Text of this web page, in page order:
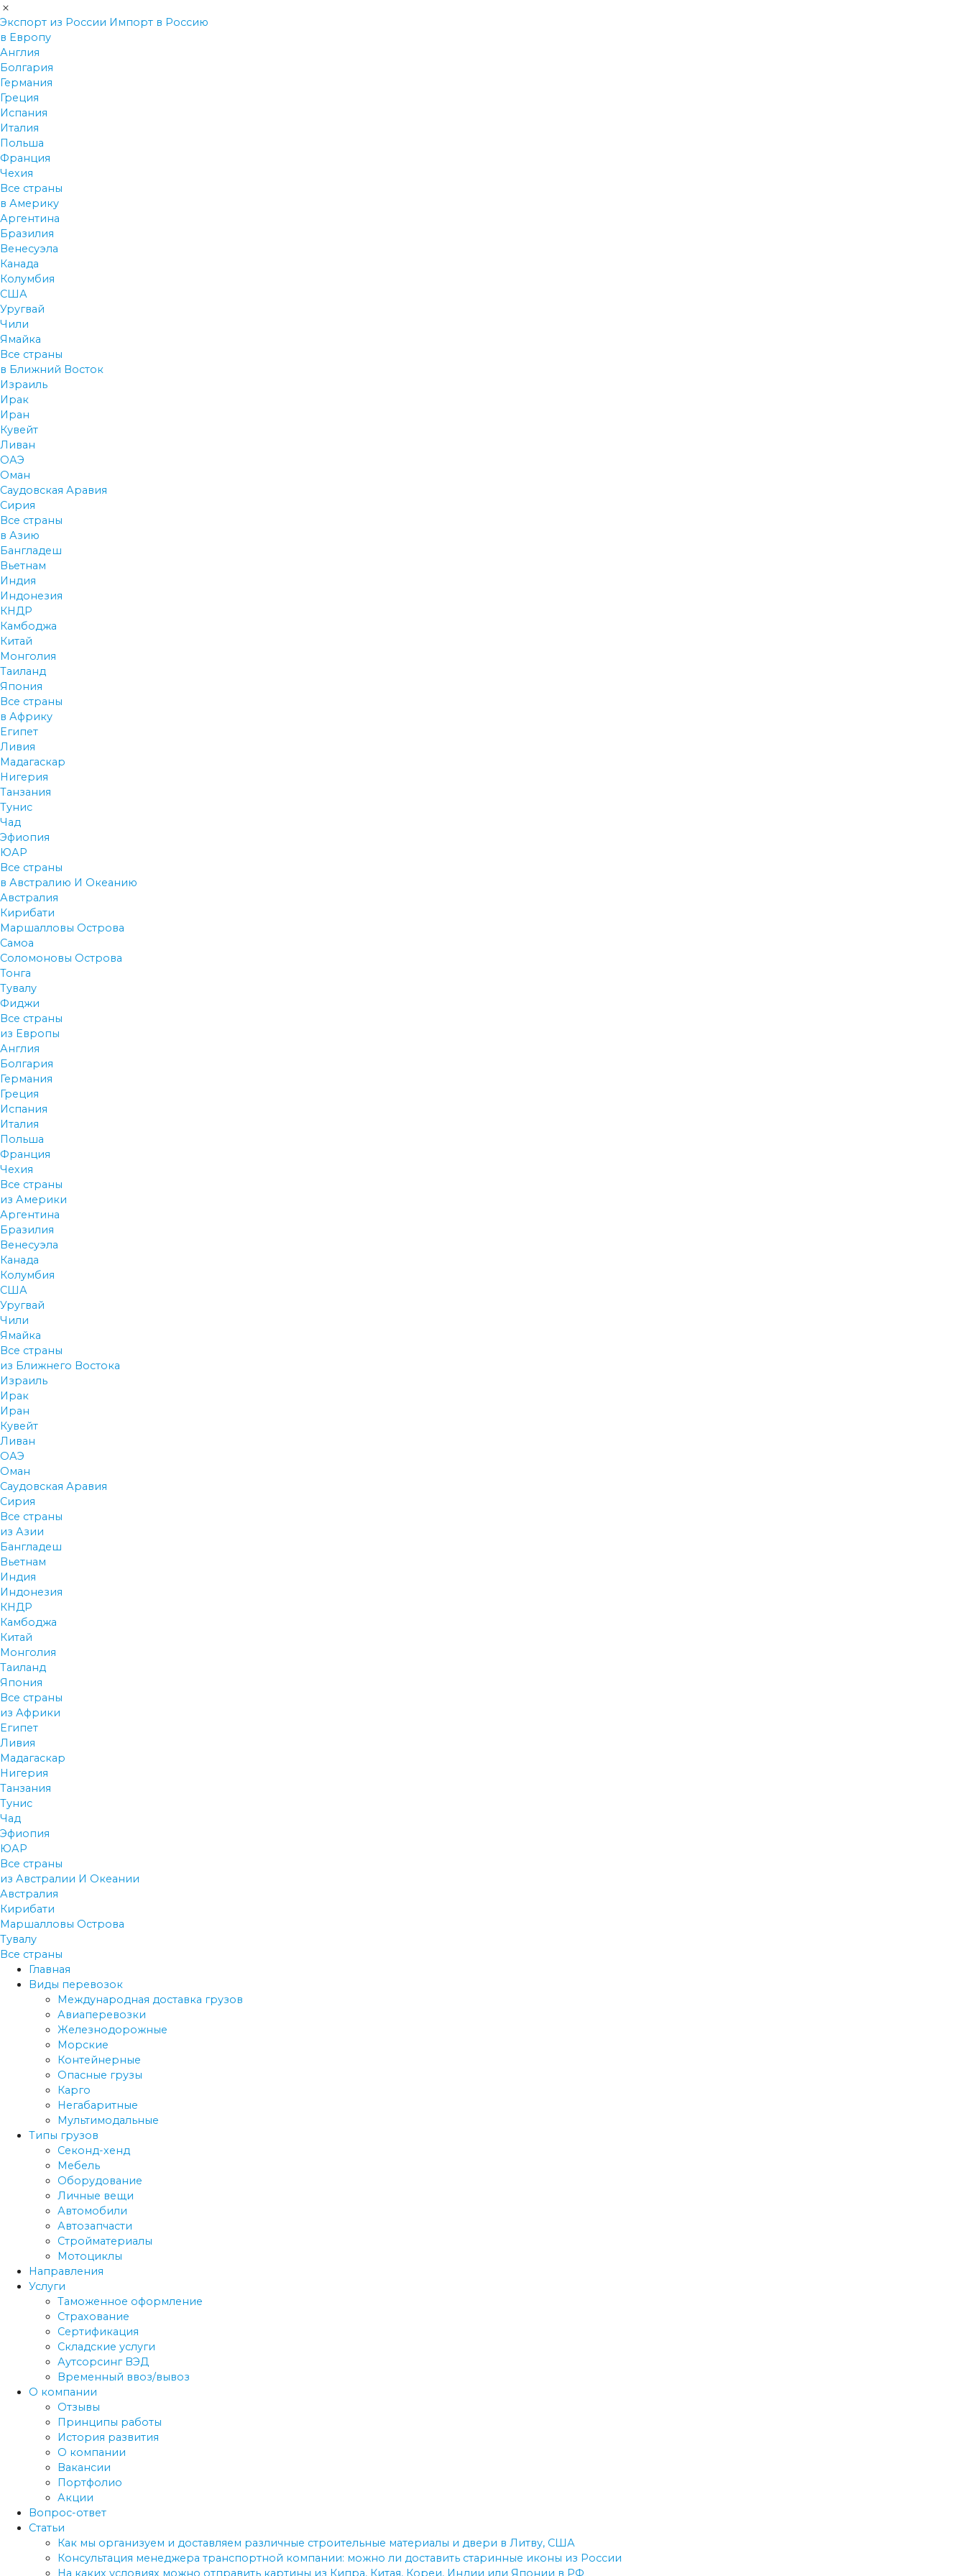
Экспорт из России Импорт в Россию
в Европу
Англия
Болгария
Германия
Греция
Испания
Италия
Польша
Франция
Чехия
Все страны
в Америку
Аргентина
Бразилия
Венесуэла
Канада
Колумбия
США
Уругвай
Чили
Ямайка
Все страны
в Ближний Восток
Израиль
Ирак
Иран
Кувейт
Ливан
ОАЭ
Оман
Саудовская Аравия
Сирия
Все страны
в Азию
Бангладеш
Вьетнам
Индия
Индонезия
КНДР
Камбоджа
Китай
Монголия
Таиланд
Япония
Все страны
в Африку
Египет
Ливия
Мадагаскар
Нигерия
Танзания
Тунис
Чад
Эфиопия
ЮАР
Все страны
в Австралию И Океанию
Австралия
Кирибати
Маршалловы Острова
Самоа
Соломоновы Острова
Тонга
Тувалу
Фиджи
Все страны
из Европы
Англия
Болгария
Германия
Греция
Испания
Италия
Польша
Франция
Чехия
Все страны
из Америки
Аргентина
Бразилия
Венесуэла
Канада
Колумбия
США
Уругвай
Чили
Ямайка
Все страны
из Ближнего Востока
Израиль
Ирак
Иран
Кувейт
Ливан
ОАЭ
Оман
Саудовская Аравия
Сирия
Все страны
из Азии
Бангладеш
Вьетнам
Индия
Индонезия
КНДР
Камбоджа
Китай
Монголия
Таиланд
Япония
Все страны
из Африки
Египет
Ливия
Мадагаскар
Нигерия
Танзания
Тунис
Чад
Эфиопия
ЮАР
Все страны
из Австралии И Океании
Австралия
Кирибати
Маршалловы Острова
Тувалу
Все страны
Главная
Виды перевозок
Международная доставка грузов
Авиаперевозки
Железнодорожные
Морские
Контейнерные
Опасные грузы
Карго
Негабаритные
Мультимодальные
Типы грузов
Секонд-хенд
Мебель
Оборудование
Личные вещи
Автомобили
Автозапчасти
Стройматериалы
Мотоциклы
Направления
Услуги
Таможенное оформление
Страхование
Сертификация
Складские услуги
Аутсорсинг ВЭД
Временный ввоз/вывоз
О компании
Отзывы
Принципы работы
История развития
О компании
Вакансии
Портфолио
Акции
Вопрос-ответ
Статьи
Как мы организуем и доставляем различные строительные материалы и двери в Литву, США
Консультация менеджера транспортной компании: можно ли доставить старинные иконы из России
На каких условиях можно отправить картины из Кипра, Китая, Кореи, Индии или Японии в РФ